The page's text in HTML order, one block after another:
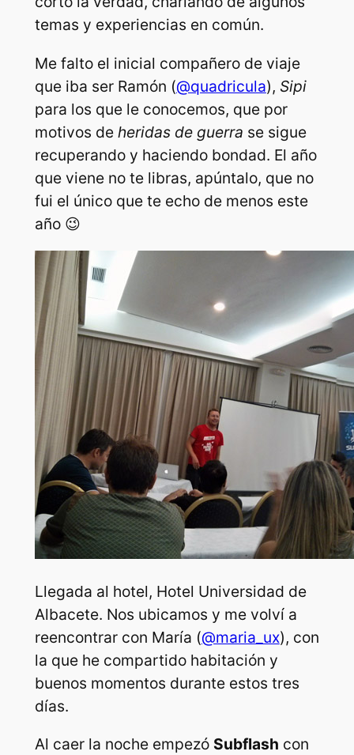
temas y experiencias en común.
Me falto el inicial compañero de viaje
que iba ser Ramón (@quadricula), Sipi
para los que le conocemos, que por
motivos de heridas de guerra se sigue
recuperando y haciendo bondad. El año
que viene no te libras, apúntalo, que no
fui el único que te echo de menos este
año 😉
Llegada al hotel, Hotel Universidad de
Albacete. Nos ubicamos y me volví a
reencontrar con María (@maria_ux), con
la que he compartido habitación y
buenos momentos durante estos tres
días.
Al caer la noche empezó Subflash con